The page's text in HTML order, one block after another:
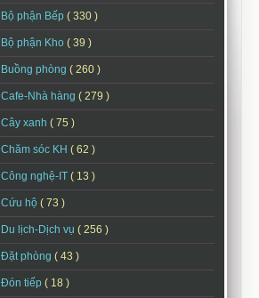
Bộ phận Bếp ( 330 )
Bộ phận Kho ( 39 )
Buồng phòng ( 260 )
Cafe-Nhà hàng ( 279 )
Cây xanh ( 75 )
Chăm sóc KH ( 62 )
Công nghệ-IT ( 13 )
Cứu hộ ( 73 )
Du lịch-Dịch vụ ( 256 )
Đặt phòng ( 43 )
Đón tiếp ( 18 )